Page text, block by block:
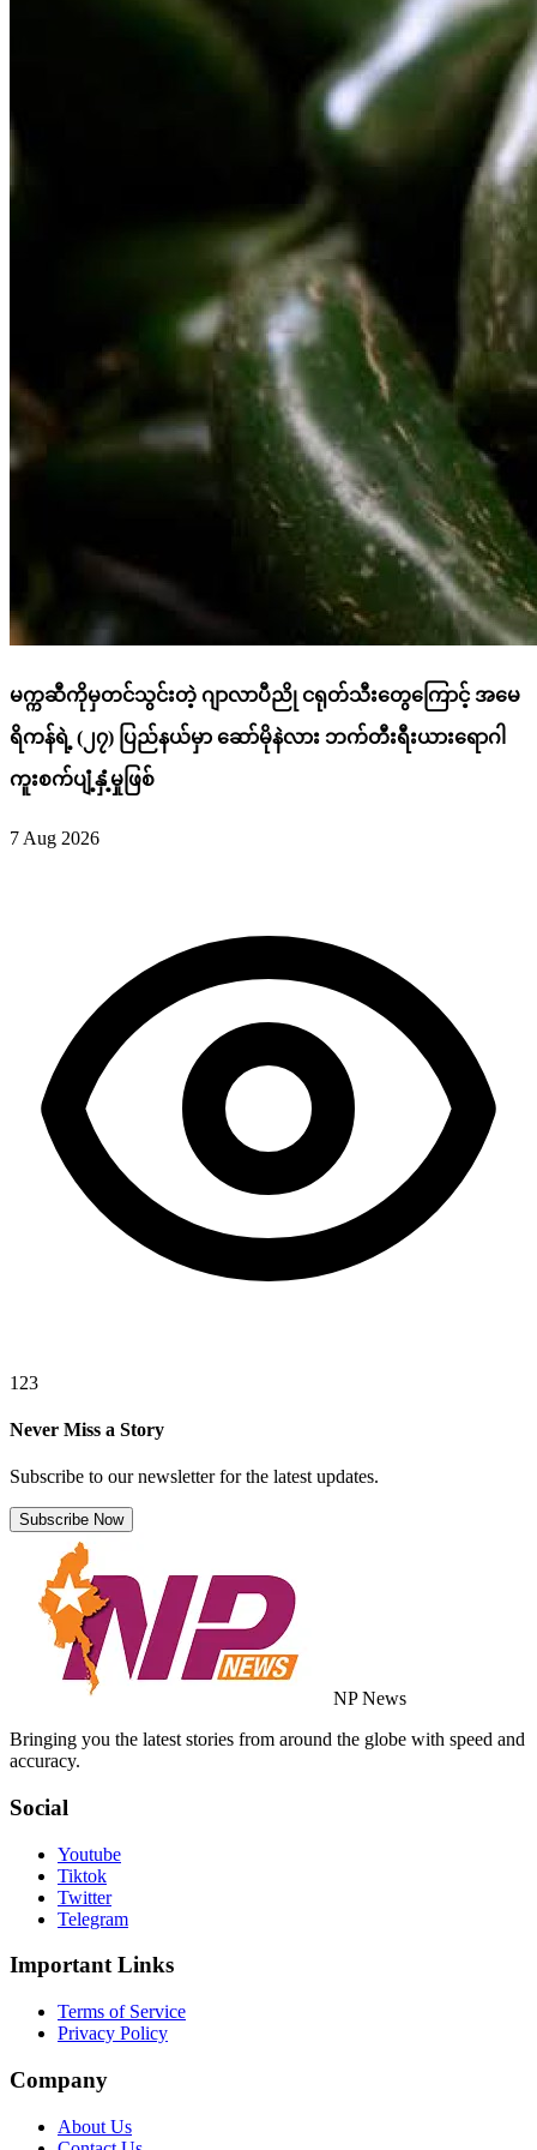
မက္ကဆီကိုမှတင်သွင်းတဲ့ ဂျာလာပီညို ငရုတ်သီးတွေကြောင့် အမေ
ရိကန်ရဲ့ (၂၇) ပြည်နယ်မှာ ဆော်မိုနဲလား ဘက်တီးရီးယားရောဂါ
ကူးစက်ပျံ့နှံ့မှုဖြစ်
7 Aug 2026
123
Never Miss a Story
Subscribe to our newsletter for the latest updates.
Subscribe Now
NP News
Bringing you the latest stories from around the globe with speed and
accuracy.
Social
Youtube
Tiktok
Twitter
Telegram
Important Links
Terms of Service
Privacy Policy
Company
About Us